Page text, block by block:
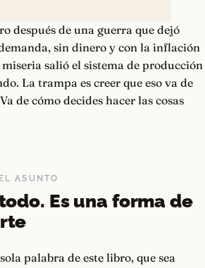
después de una guerra que dejó
sin dinero y con la inflación
miseria salió el sistema de producción
La trampa es creer que eso va de
de cómo decides hacer las cosas
ASUNTO
Es una forma de
palabra de este libro, que sea